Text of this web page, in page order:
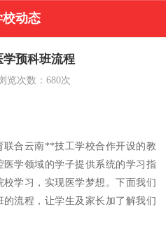
校动态
学预科班流程
览次数： 680次
联合云南**技工学校合作开设的教
学领域的学子提供系统的学习指
学习，实现医学梦想。下面我们
流程，让学生及家长加了解我们